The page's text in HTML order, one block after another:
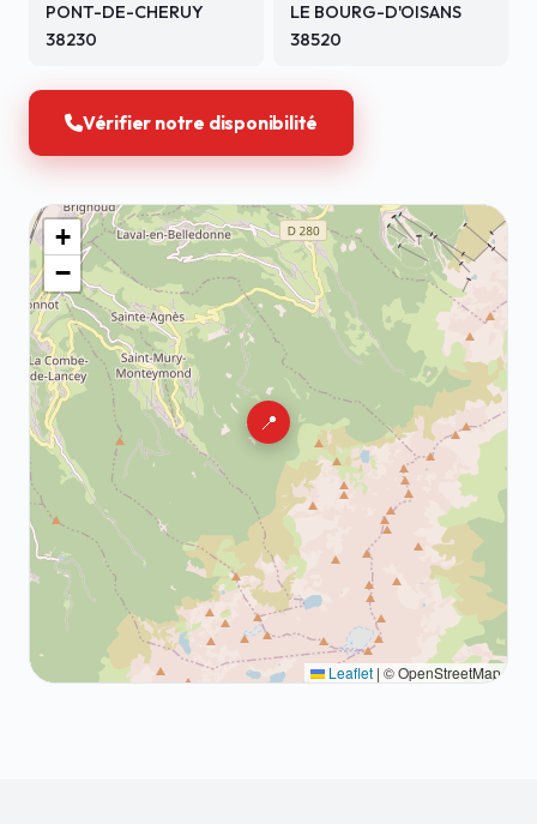
PONT-DE-CHERUY
38230
LE BOURG-D'OISANS
38520
Vérifier notre disponibilité
📍
+
−
Leaflet | © OpenStreetMap